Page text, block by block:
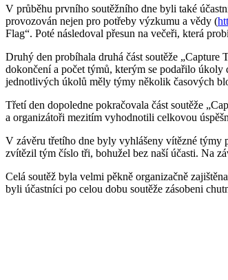
V průběhu prvního soutěžního dne byli také
provozován nejen pro potřeby výzkumu a vědy (
Flag“. Poté následoval přesun na večeři, která
Druhý den probíhala druhá část soutěže
dokončení a počet týmů, kterým se podařilo
jednotlivých úkolů měly týmy několik časových
Třetí den dopoledne pokračovala část soutěže
a organizátoři mezitím vyhodnotili celkovou
V závěru třetího dne byly vyhlášeny vítězné týmy
zvítězil tým číslo tři, bohužel bez naší účasti. Na
Celá soutěž byla velmi pěkně organizačně
byli účastníci po celou dobu soutěže zásobeni